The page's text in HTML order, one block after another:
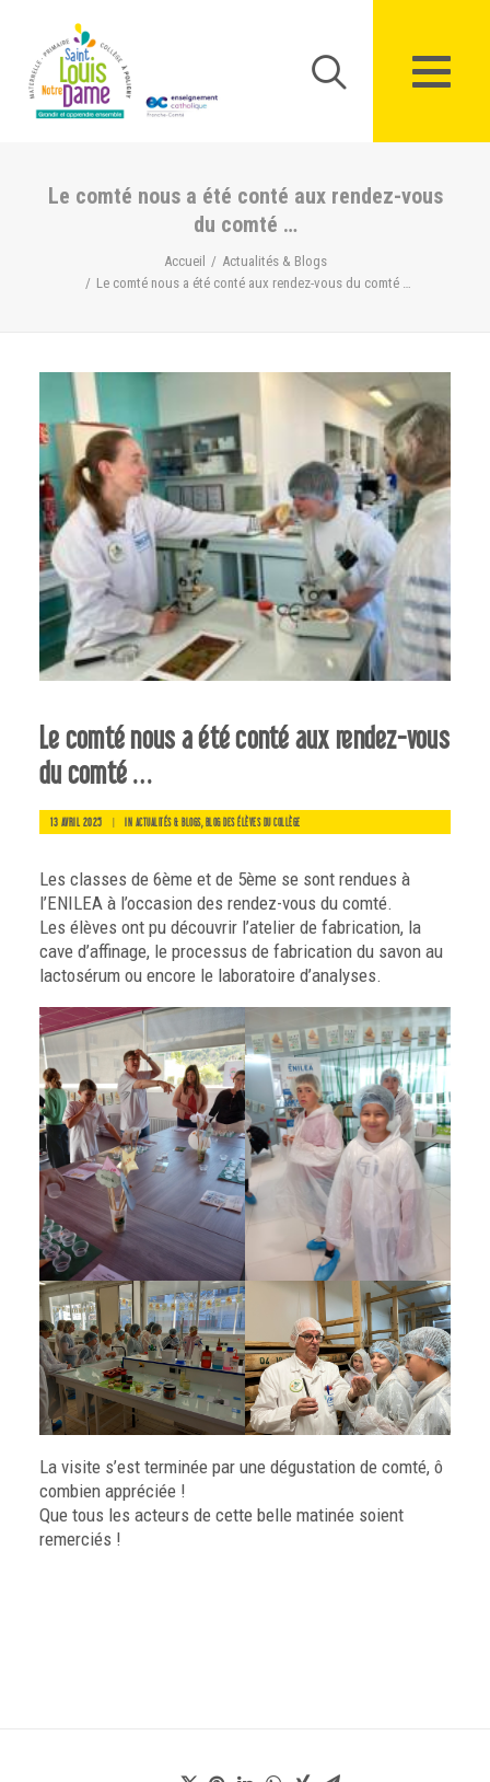
Le comté nous a été conté aux rendez-vous
du comté …
Accueil
Actualités & Blogs
Le comté nous a été conté aux rendez-vous du comté …
Le comté nous a été conté aux rendez-vous
du comté …
13 AVRIL 2025 | IN ACTUALITÉS & BLOGS, BLOG DES ÉLÈVES DU COLLÈGE
Les classes de 6ème et de 5ème se sont rendues à
l’ENILEA à l’occasion des rendez-vous du comté.
Les élèves ont pu découvrir l’atelier de fabrication, la
cave d’affinage, le processus de fabrication du savon au
lactosérum ou encore le laboratoire d’analyses.
La visite s’est terminée par une dégustation de comté, ô
combien appréciée !
Que tous les acteurs de cette belle matinée soient
remerciés !